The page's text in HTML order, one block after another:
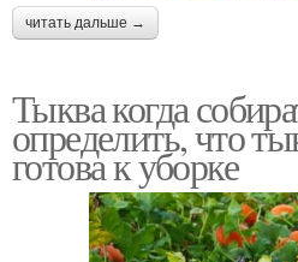
читать дальше →
Тыква когда
определить, что
готова к уборке